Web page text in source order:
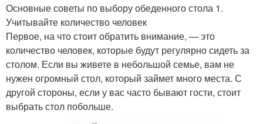
Основные советы по выбору обеденного стола 1.
Учитывайте количество человек
Первое, на что стоит обратить внимание, — это
количество человек, которые будут регулярно сидеть за
столом. Если вы живете в небольшой семье, вам не
нужен огромный стол, который займет много места. С
другой стороны, если у вас часто бывают гости, стоит
выбрать стол побольше.